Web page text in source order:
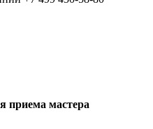
приема мастера